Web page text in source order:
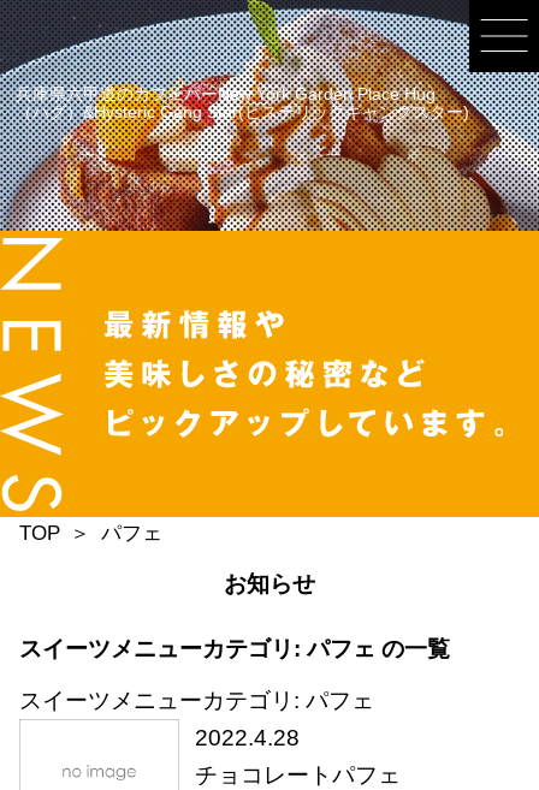
兵庫県六甲道のカフェバーNew York Garden Place Hug
（ハグ）&Hysteric Gang Star(ヒステリックギャングスター)
TOP パフェ
お知らせ
スイーツメニューカテゴリ:パフェ の一覧
スイーツメニューカテゴリ: パフェ
2022.4.28
チョコレートパフェ